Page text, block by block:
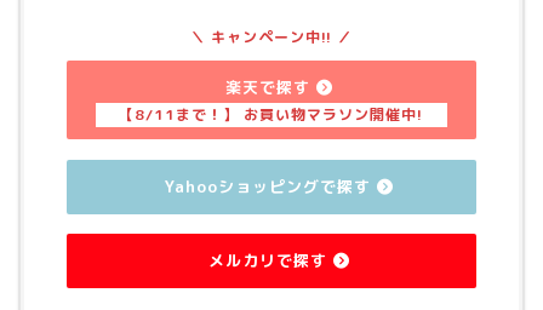
楽天で探す
Yahooショッピングで探す
メルカリで探す